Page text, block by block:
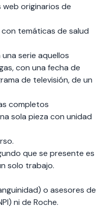
originarios de
temáticas de salud
serie aquellos
con una fecha de
de televisión, de un
completos
sola pieza con unidad
que se presente es
solo trabajo.
o asesores de
ni de Roche.